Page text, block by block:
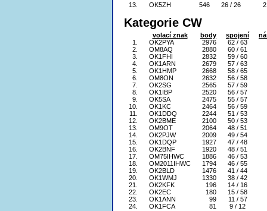
13.
OK5ZH 546 26 / 26
Kategorie CW
volací znak body spojení
1.
OK2PYA 2976
62 / 63
2.
OM8AQ 2880
60 / 61
3.
OK1FHI 2832
59 / 60
4.
OK1ARN 2679
57 / 63
5.
OK1HMP 2668
58 / 65
6.
OM8ON 2632
56 / 58
7.
OK2SG 2565
57 / 59
8.
OK1IBP 2520
56 / 57
9.
OK5SA 2475
55 / 57
10.
OK1KC 2464
56 / 59
11.
OK1DDQ 2244
51 / 53
12.
OK2BME 2100
50 / 53
13.
OM9OT 2064
48 / 51
14.
OK2PJW 2009
49 / 54
15.
OK1DQP 1927
47 / 48
16.
OK2BNF 1920
48 / 51
17.
OM75IHWC 1886
46 / 53
18.
OM2011IHWC 1794
46 / 55
19.
OK2BLD 1476
41 / 44
20.
OK1WMJ 1330
38 / 42
21.
OK2KFK 196
14 / 16
22.
OK2EC 180
15 / 58
23.
OK1ANN 99
11 / 57
24.
OK1FCA 81 9 / 12